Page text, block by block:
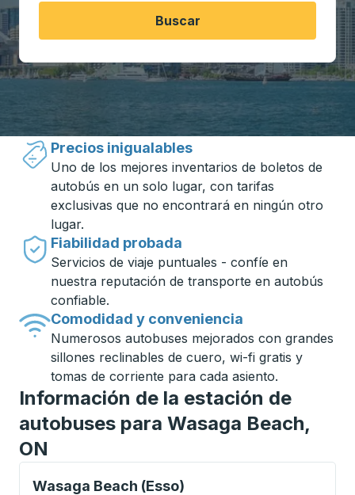
Buscar
Viajar hecho simple con Trailways
Precios inigualables
Uno de los mejores inventarios de boletos de
autobús en un solo lugar, con tarifas
exclusivas que no encontrará en ningún otro
lugar.
Fiabilidad probada
Servicios de viaje puntuales - confíe en
nuestra reputación de transporte en autobús
confiable.
Comodidad y conveniencia
Numerosos autobuses mejorados con grandes
sillones reclinables de cuero, wi-fi gratis y
tomas de corriente para cada asiento.
Información de la estación de
autobuses para Wasaga Beach,
ON
Wasaga Beach (Esso)
Curbside Stop, utilice las teclas de flecha o la tecla